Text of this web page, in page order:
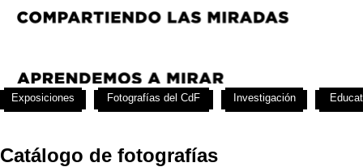
Catálogo de fotografías
Exposiciones Fotografías del CdF Investigación